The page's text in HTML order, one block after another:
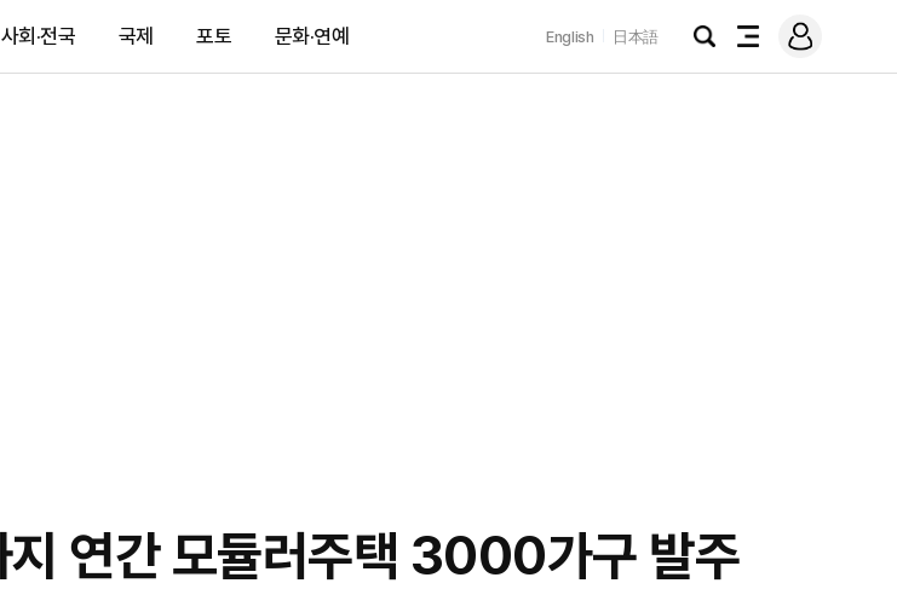
사회·전국 국제 포토 문화·연예 English 日本語
검
전
메
그
연간 모듈러주택 3000가구 발주